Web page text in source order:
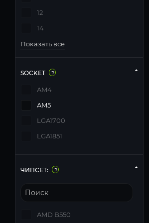
12
14
Показать все
SOCKET ?
AM4
AM5
LGA1700
LGA1851
ЧИПСЕТ: ?
AMD B550